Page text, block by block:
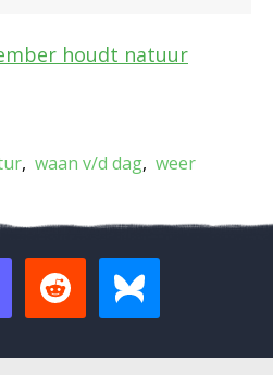
houdt natuur
waan v/d dag weer